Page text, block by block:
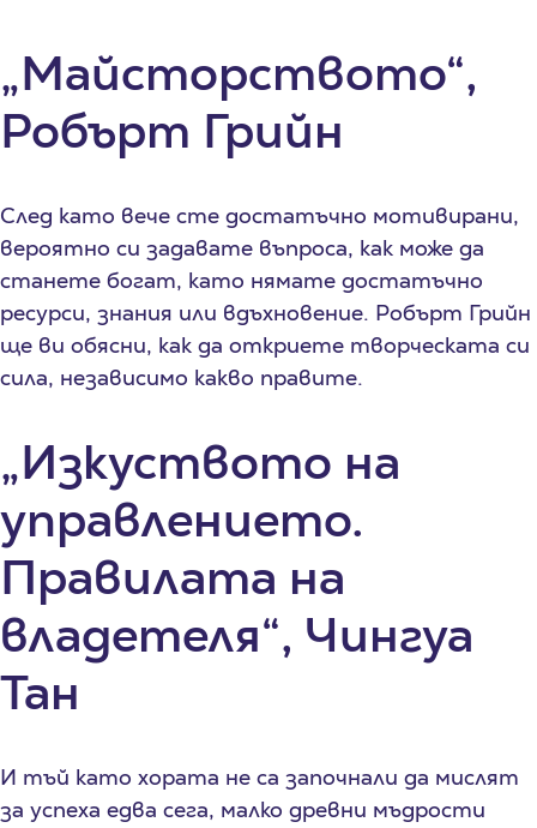
„Майсторството“,
Робърт Грийн
След като вече сте достатъчно мотивирани,
вероятно си задавате въпроса, как може да
станете богат, като нямате достатъчно
ресурси, знания или вдъхновение. Робърт Грийн
ще ви обясни, как да откриете творческата си
сила, независимо какво правите.
„Изкуството на
управлението.
Правилата на
владетеля“, Чингуа
Тан
И тъй като хората не са започнали да мислят
за успеха едва сега, малко древни мъдрости